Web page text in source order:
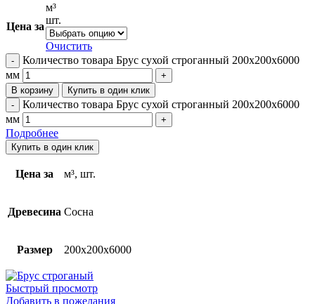
Цена за
м³
шт.
Очистить
Количество товара Брус сухой строганный 200х200х6000
мм
В корзину Купить в один клик
Количество товара Брус сухой строганный 200х200х6000
мм
Подробнее
Купить в один клик
Цена за м³, шт.
Древесина Сосна
Размер 200x200x6000
Быстрый просмотр
Добавить в пожелания